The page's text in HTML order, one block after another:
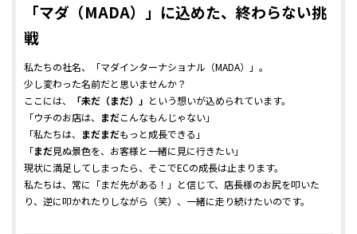
「マダ（MADA）」に込めた、終わらない挑
戦
私たちの社名、「マダインターナショナル（MADA）」。
少し変わった名前だと思いませんか？
ここには、
「未だ（まだ）」 という想いが込められています。
「ウチのお店は、
まだこんなもんじゃない」
「私たちは、
まだまだもっと成長できる」
「まだ見ぬ景色を、お客様と一緒に見に行きたい」
現状に満足してしまったら、そこでECの成長は止まります。
私たちは、常に「まだ先がある！」と信じて、店長様のお尻を叩いた
り、逆に叩かれたりしながら（笑）、一緒に走り続けたいのです。